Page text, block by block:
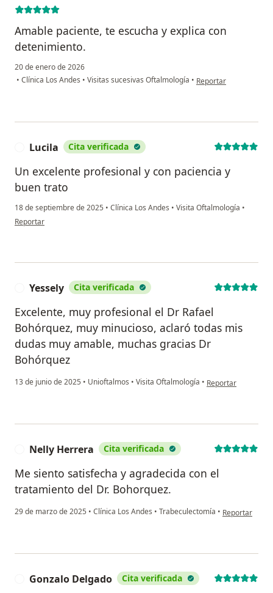
Amable paciente, te escucha y explica con
detenimiento.
20 de enero de 2026
• Clínica Los Andes • Visitas sucesivas Oftalmología • en opinión del usuario
Reportar
Lucila Cita verificada
Un excelente profesional y con paciencia y
buen trato
18 de septiembre de 2025 • Clínica Los Andes • Visita Oftalmología •
en opinión del usuario Lucila
Reportar
Yessely Cita verificada
Excelente, muy profesional el Dr Rafael
Bohórquez, muy minucioso, aclaró todas mis
dudas muy amable, muchas gracias Dr
Bohórquez
13 de junio de 2025 • Unioftalmos • Visita Oftalmología • en opinión del
Reportar
Nelly Herrera Cita verificada
Me siento satisfecha y agradecida con el
tratamiento del Dr. Bohorquez.
29 de marzo de 2025 • Clínica Los Andes • Trabeculectomía • en opinión
Reportar
Gonzalo Delgado Cita verificada